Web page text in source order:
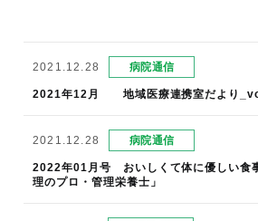
2021.12.28 病院通信
2021年12月 地域医療連携室だより
2021.12.28 病院通信
2022年01月号 おいしくて体に優しい食
理のプロ・管理栄養士」